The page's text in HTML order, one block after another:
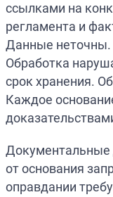
ссылками на
регламента и
Данные неточны.
Обработка
срок хранения.
Каждое
Документальные
от основания
оправдании